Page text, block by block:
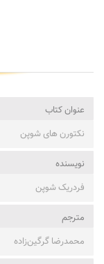
عنوان کتاب
نکتورن های شوپن
نویسنده
فردریک شوپن
مترجم
محمدرضا گرگین‌زاده